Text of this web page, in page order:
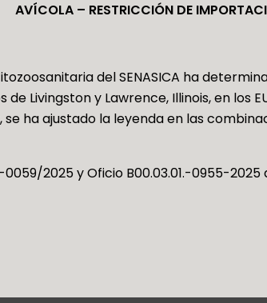
AVÍCOLA – RESTRICCIÓN DE
del SENASICA ha
Livingston y Lawrence, Illinois, en los
ha ajustado la leyenda en las
2025 y Oficio B00.03.01.-0955-